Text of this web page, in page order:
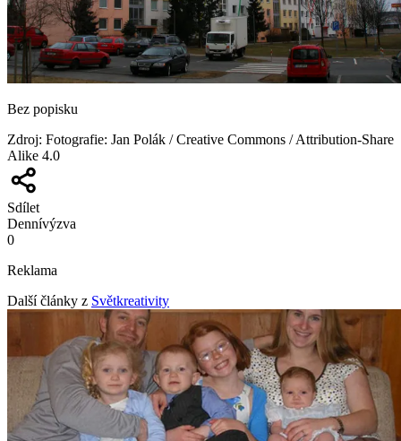
Bez popisku
Zdroj: Fotografie: Jan Polák / Creative Commons / Attribution-Share
Alike 4.0
Sdílet
Dennívýzva
0
Reklama
Další články z Světkreativity